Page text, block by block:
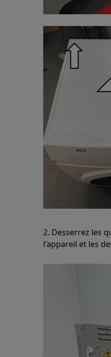
2. Desserrez les
l'appareil et les